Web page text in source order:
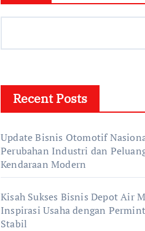
Recent Posts
Update Bisnis Otomotif
Perubahan Industri dan
Kendaraan Modern
Kisah Sukses Bisnis Depot Air
Inspirasi Usaha dengan
Stabil